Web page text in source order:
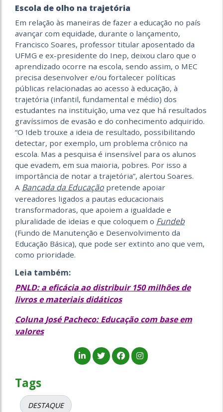
Escola de olho na trajetória
Em relação às maneiras de fazer a educação no país
avançar com equidade, durante o lançamento,
Francisco Soares, professor titular aposentado da
UFMG e ex-presidente do Inep, deixou claro que o
aprendizado ocorre na escola, sendo assim, o MEC
precisa desenvolver e/ou fortalecer políticas
públicas relacionadas ao acesso à educação, à
trajetória (infantil, fundamental e médio) dos
estudantes na instituição, uma vez que há resultados
gravíssimos de evasão e do conhecimento adquirido.
“O Ideb trouxe a ideia de resultado, possibilitando
detectar, por exemplo, um problema crônico na
escola. Mas a pesquisa é insensível para os alunos
que evadem, em sua maioria, pobres. Por isso a
importância de notar a trajetória”, alertou Soares.
A Bancada da Educação pretende apoiar
vereadores ligados a pautas educacionais
transformadoras, que apoiem a igualdade e
pluralidade de ideias e que coloquem o Fundeb
(Fundo de Manutenção e Desenvolvimento da
Educação Básica), que pode ser extinto ano que vem,
como prioridade.
Leia também:
PNLD: a eficácia ao distribuir 150 milhões de
livros e materiais didáticos
Coluna José Pacheco: Educação com base em
valores
Tags
DESTAQUE